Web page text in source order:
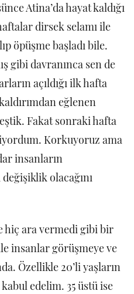
Atina’da hayat kaldığı
dirsek selamı ile
öpüşme başladı bile.
gibi davranınca sen de
açıldığı ilk hafta
eğlenen
Fakat sonraki hafta
Korkuyoruz ama
insanların
olacağını
hiç ara vermedi gibi bir
insanlar görüşmeye ve
Özellikle 20’li yaşların
edelim. 35 üstü ise